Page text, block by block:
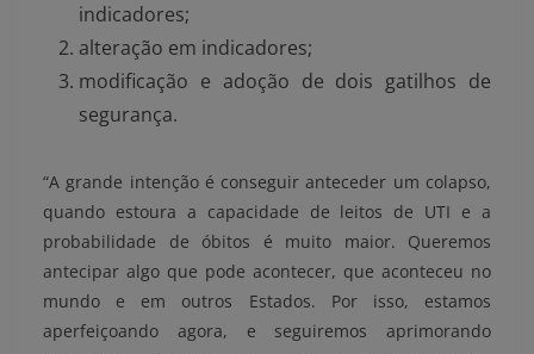
indicadores;
alteração em indicadores;
modificação e adoção de dois gatilhos de
segurança.
“A grande intenção é conseguir anteceder um colapso,
quando estoura a capacidade de leitos de UTI e a
probabilidade de óbitos é muito maior. Queremos
antecipar algo que pode acontecer, que aconteceu no
mundo e em outros Estados. Por isso, estamos
aperfeiçoando agora, e seguiremos aprimorando